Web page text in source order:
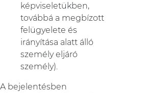
képviseletükben,
továbbá a megbízott
felügyelete és
irányítása alatt álló
személy eljáró
személy).
A bejelentésben